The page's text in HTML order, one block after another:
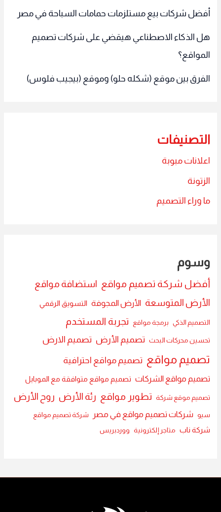
أفضل شركات بيع مستلزمات حمامات السباحة في مصر
هل الذكاء الاصطناعي هيقضي على شركات تصميم
المواقع؟
الفرق بين موقع (شكله حلو) وموقع (بيجيب فلوس)
التصنيفات
اعلانات مبوبة
الزتونة
ما وراء التصميم
وسوم
أفضل شركة تصميم مواقع استضافة مواقع
الأرض المتوسعة الأرض المجوفة التسويق الرقمي
التصميم الذكي برمجة مواقع تجربة المستخدم
تحسين محركات البحث تصميم الأرض تصميم الارض
تصميم مواقع تصميم مواقع احترافية
تصميم مواقع الشركات تصميم مواقع متوافقة مع الموبايل
تصميم موقع شركة تطوير مواقع رئة الأرض روح الأرض
سيو شركات تصميم مواقع في مصر شركة تصميم مواقع
شركة ناب متاجر إلكترونية ووردبريس